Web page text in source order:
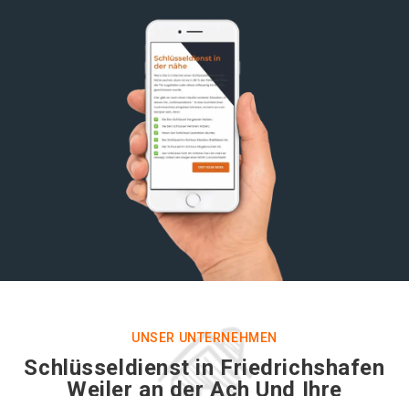
UNSER UNTERNEHMEN
Schlüsseldienst in Friedrichshafen
Weiler an der Ach Und Ihre